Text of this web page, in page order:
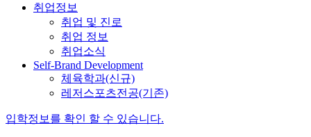
취업정보
취업 및 진로
취업 정보
취업소식
Self-Brand Development
체육학과(신규)
레저스포츠전공(기존)
입학정보를 확인 할 수 있습니다.